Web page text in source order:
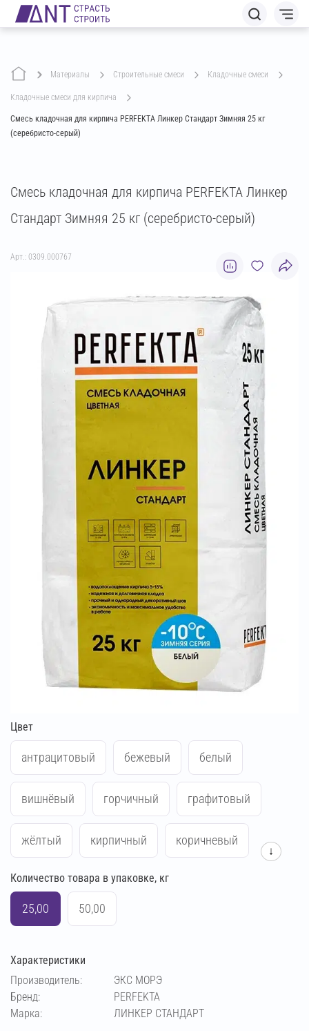
Материалы строительные смеси кладочные смеси
кладочные смеси для кирпича
Смесь кладочная для кирпича PERFEKTA Линкер Стандарт Зимняя 25 кг
(серебристо-серый)
Смесь кладочная для кирпича PERFEKTA Линкер
Стандарт Зимняя 25 кг (серебристо-серый)
Арт.: 0309.000767
Цвет
антрацитовый бежевый белый
вишнёвый горчичный графитовый
жёлтый кирпичный коричневый
красный кремово-бежевый
кремово-жёлтый
кремовый
светло-коричневый светло-серый
↓
Количество товара в упаковке, кг
25,00 50,00
Характеристики
Производитель:
ЭКС МОРЭ
Бренд:
PERFEKTA
Марка:
ЛИНКЕР СТАНДАРТ